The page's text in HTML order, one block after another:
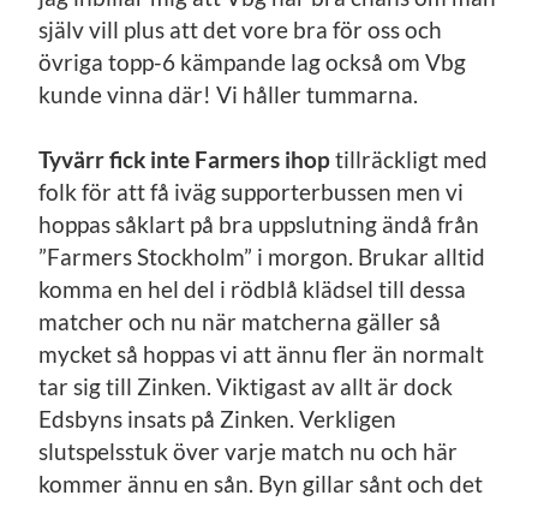
själv vill plus att det vore bra för oss och
övriga topp-6 kämpande lag också om Vbg
kunde vinna där! Vi håller tummarna.
Tyvärr fick inte Farmers ihoptillräckligt med
folk för att få iväg supporterbussen men vi
hoppas såklart på bra uppslutning ändå från
”Farmers Stockholm” i morgon. Brukar alltid
komma en hel del i rödblå klädsel till dessa
matcher och nu när matcherna gäller så
mycket så hoppas vi att ännu fler än normalt
tar sig till Zinken. Viktigast av allt är dock
Edsbyns insats på Zinken. Verkligen
slutspelsstuk över varje match nu och här
kommer ännu en sån. Byn gillar sånt och det